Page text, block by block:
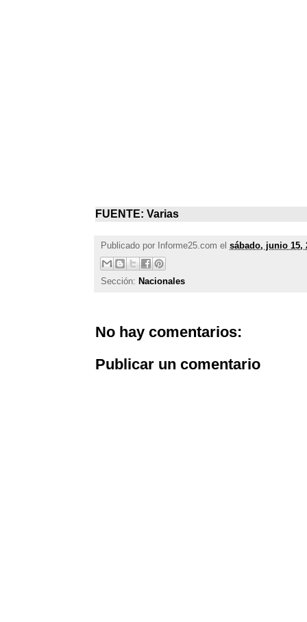
FUENTE: Varias
Publicado por Informe25.com el sábado, junio 15,
Sección: Nacionales
No hay comentarios:
Publicar un comentario